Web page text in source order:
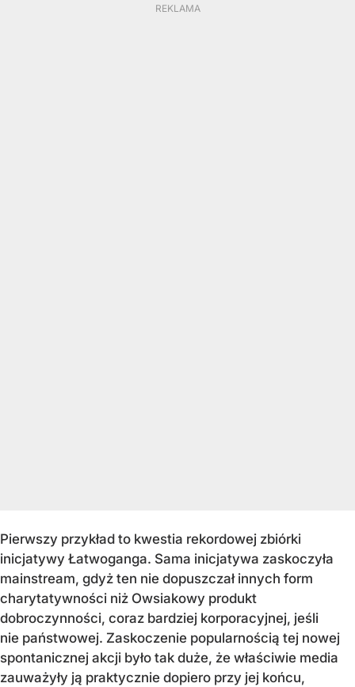
Pierwszy przykład to kwestia rekordowej zbiórki
inicjatywy Łatwoganga. Sama inicjatywa zaskoczyła
mainstream, gdyż ten nie dopuszczał innych form
charytatywności niż Owsiakowy produkt
dobroczynności, coraz bardziej korporacyjnej, jeśli
nie państwowej. Zaskoczenie popularnością tej nowej
spontanicznej akcji było tak duże, że właściwie media
zauważyły ją praktycznie dopiero przy jej końcu,